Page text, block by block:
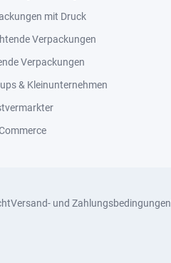
mit Druck
Verpackungen
Verpackungen
& Kleinunternehmen
Versand- und Zahlungsbedingungen